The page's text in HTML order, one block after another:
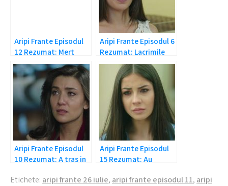
Aripi Frante Episodul
12 Rezumat: Mert
devine o problema
Aripi Frante Episodul 6
Rezumat: Lacrimile
curg
Aripi Frante Episodul
10 Rezumat: A tras in
Aripi Frante Episodul
15 Rezumat: Au
Etichete: aripi frante 26 iulie, aripi frante episodul 11, aripi